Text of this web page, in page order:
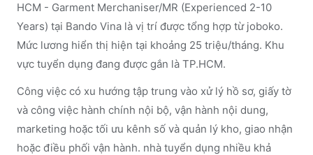
HCM - Garment Merchaniser/MR (Experienced 2-10
Years) tại Bando Vina là vị trí được tổng hợp từ joboko.
Mức lương hiển thị hiện tại khoảng 25 triệu/tháng. Khu
vực tuyển dụng đang được gắn là TP.HCM.
Công việc có xu hướng tập trung vào xử lý hồ sơ, giấy tờ
và công việc hành chính nội bộ, vận hành nội dung,
marketing hoặc tối ưu kênh số và quản lý kho, giao nhận
hoặc điều phối vận hành. nhà tuyển dụng nhiều khả